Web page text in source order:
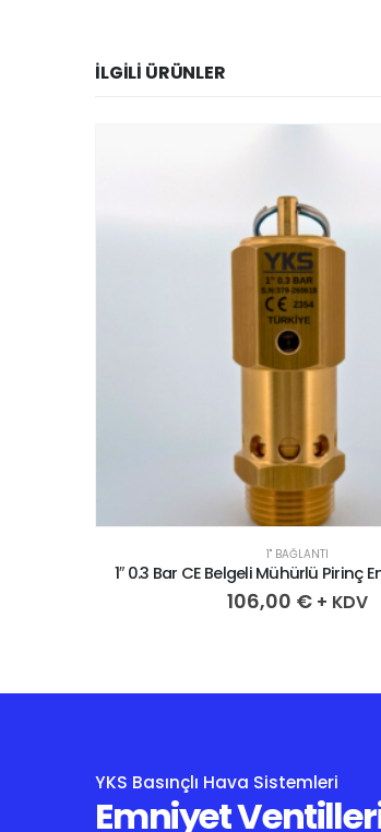
İLGILI ÜRÜNLER
1" BAĞLANTI
1″ 0.3 Bar CE Belgeli Mühürlü Pirinç
106,00 € + KDV
YKS Basınçlı Hava Sistemleri
Emniyet